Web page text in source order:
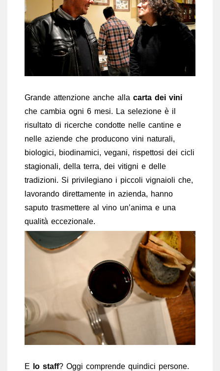
Grande attenzione anche alla carta dei vini
che cambia ogni 6 mesi. La selezione è il
risultato di ricerche condotte nelle cantine e
nelle aziende che producono vini naturali,
biologici, biodinamici, vegani, rispettosi dei cicli
stagionali, della terra, dei vitigni e delle
tradizioni. Si privilegiano i piccoli vignaioli che,
lavorando direttamente in azienda, hanno
saputo trasmettere al vino un’anima e una
qualità eccezionale.
E lo staff? Oggi comprende quindici persone.